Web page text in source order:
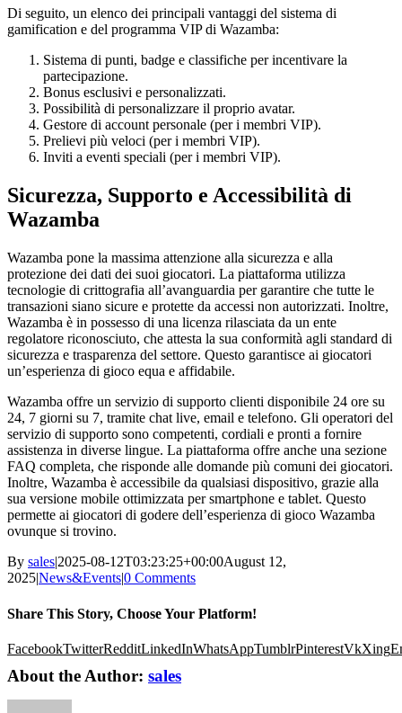
Di seguito, un elenco dei principali vantaggi del sistema di
gamification e del programma VIP di Wazamba:
Sistema di punti, badge e classifiche per incentivare la
partecipazione.
Bonus esclusivi e personalizzati.
Possibilità di personalizzare il proprio avatar.
Gestore di account personale (per i membri VIP).
Prelievi più veloci (per i membri VIP).
Inviti a eventi speciali (per i membri VIP).
Sicurezza, Supporto e Accessibilità di
Wazamba
Wazamba pone la massima attenzione alla sicurezza e alla
protezione dei dati dei suoi giocatori. La piattaforma utilizza
tecnologie di crittografia all’avanguardia per garantire che tutte le
transazioni siano sicure e protette da accessi non autorizzati. Inoltre,
Wazamba è in possesso di una licenza rilasciata da un ente
regolatore riconosciuto, che attesta la sua conformità agli standard di
sicurezza e trasparenza del settore. Questo garantisce ai giocatori
un’esperienza di gioco equa e affidabile.
Wazamba offre un servizio di supporto clienti disponibile 24 ore su
24, 7 giorni su 7, tramite chat live, email e telefono. Gli operatori del
servizio di supporto sono competenti, cordiali e pronti a fornire
assistenza in diverse lingue. La piattaforma offre anche una sezione
FAQ completa, che risponde alle domande più comuni dei giocatori.
Inoltre, Wazamba è accessibile da qualsiasi dispositivo, grazie alla
sua versione mobile ottimizzata per smartphone e tablet. Questo
permette ai giocatori di godere dell’esperienza di gioco Wazamba
ovunque si trovino.
By sales|2025-08-12T03:23:25+00:00August 12,
2025|News&Events|0 Comments
Share This Story, Choose Your Platform!
FacebookTwitterRedditLinkedInWhatsAppTumblrPinterestVkXing
About the Author: sales